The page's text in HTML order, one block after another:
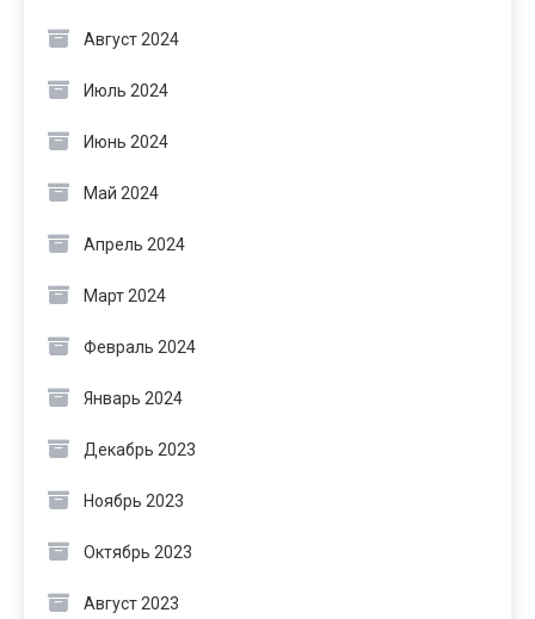
Август 2024
Июль 2024
Июнь 2024
Май 2024
Апрель 2024
Март 2024
Февраль 2024
Январь 2024
Декабрь 2023
Ноябрь 2023
Октябрь 2023
Август 2023